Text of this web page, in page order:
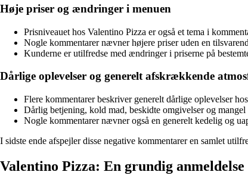
Høje priser og ændringer i menuen
Prisniveauet hos Valentino Pizza er også et tema i
Nogle kommentarer nævner højere priser uden en
Kunderne er utilfredse med ændringer i priserne på
Dårlige oplevelser og generelt afskrækkende
Flere kommentarer beskriver generelt dårlige oplevelser
Dårlig betjening, kold mad, beskidte omgivelser og
Nogle kommentarer nævner også en generelt kedelig og
I sidste ende afspejler disse negative kommentarer en samlet
Valentino Pizza: En grundig